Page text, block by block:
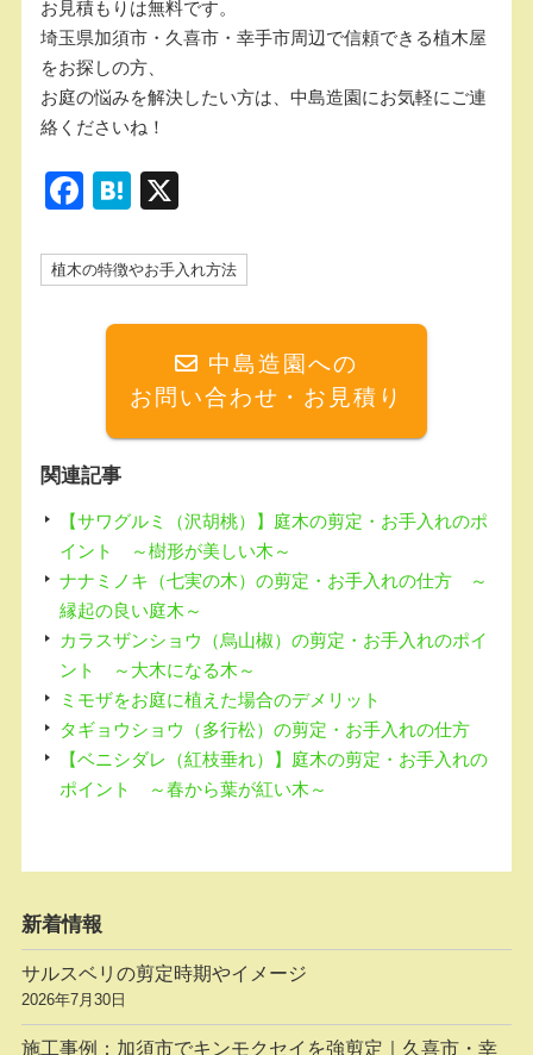
お見積もりは無料です。
埼玉県加須市・久喜市・幸手市周辺で信頼できる植木屋
をお探しの方、
お庭の悩みを解決したい方は、中島造園にお気軽にご連
絡くださいね！
F
c
k
H
e
植木の特徴やお手入れ方法
中島造園への
お問い合わせ・お見積り
関連記事
【サワグルミ（沢胡桃）】庭木の剪定・お手入れのポ
イント ～樹形が美しい木～
ナナミノキ（七実の木）の剪定・お手入れの仕方 ～
縁起の良い庭木～
カラスザンショウ（烏山椒）の剪定・お手入れのポイ
ント ～大木になる木～
ミモザをお庭に植えた場合のデメリット
タギョウショウ（多行松）の剪定・お手入れの仕方
【ベニシダレ（紅枝垂れ）】庭木の剪定・お手入れの
ポイント ～春から葉が紅い木～
新着情報
サルスベリの剪定時期やイメージ
2026年7月30日
施工事例：加須市でキンモクセイを強剪定｜久喜市・幸